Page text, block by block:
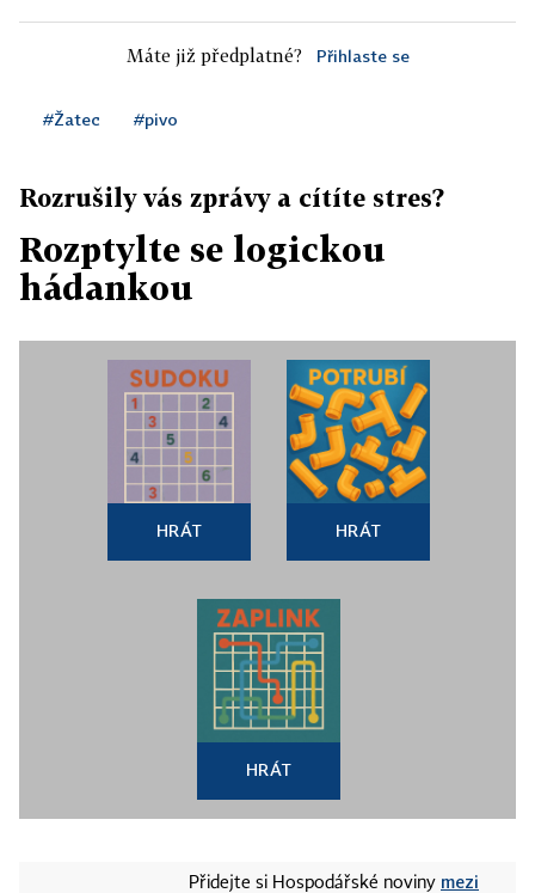
Máte již předplatné? Přihlaste se
#Žatec #pivo
Rozrušily vás zprávy a cítíte stres?
Rozptylte se logickou
hádankou
HRÁT HRÁT
HRÁT
Přidejte si Hospodářské noviny mezi